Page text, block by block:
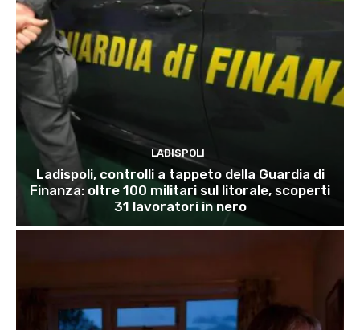
LADISPOLI
Ladispoli, controlli a tappeto della Guardia di
Finanza: oltre 100 militari sul litorale, scoperti
31 lavoratori in nero